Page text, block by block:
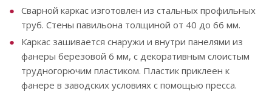
Сварной каркас изготовлен из стальных профильных
труб. Стены павильона толщиной от 40 до 66 мм.
Каркас зашивается снаружи и внутри панелями из
фанеры березовой 6 мм, с декоративным слоистым
трудногорючим пластиком. Пластик приклеен к
фанере в заводских условиях с помощью пресса.